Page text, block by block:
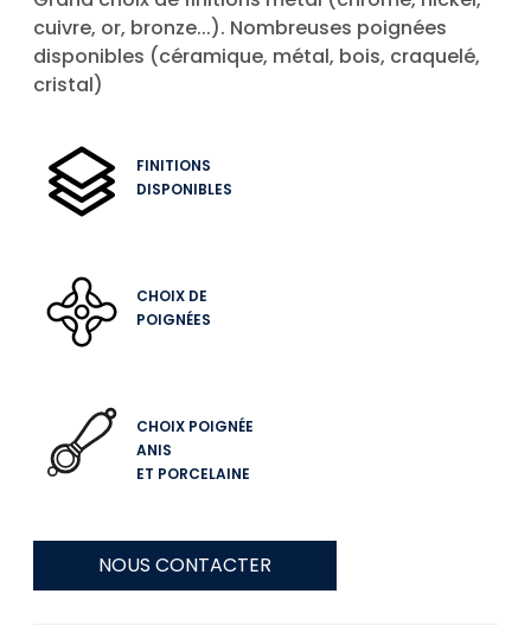
cuivre, or, bronze...). Nombreuses poignées
disponibles (céramique, métal, bois, craquelé,
cristal)
FINITIONS
DISPONIBLES
CHOIX DE
POIGNÉES
CHOIX POIGNÉE
ANIS
ET PORCELAINE
NOUS CONTACTER